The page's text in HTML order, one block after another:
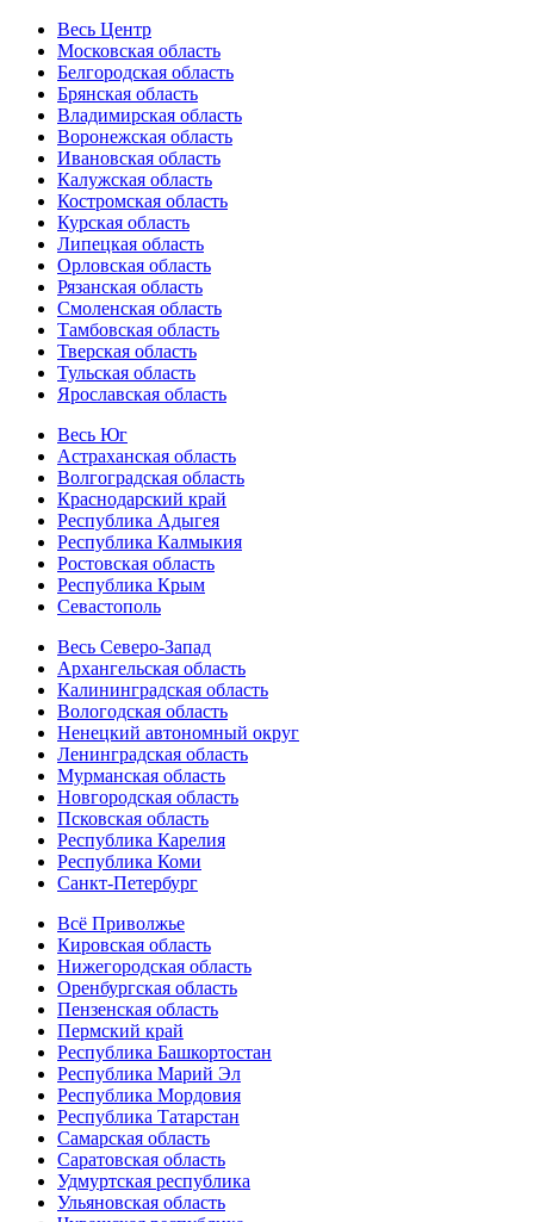
Весь Центр
Московская область
Белгородская область
Брянская область
Владимирская область
Воронежская область
Ивановская область
Калужская область
Костромская область
Курская область
Липецкая область
Орловская область
Рязанская область
Смоленская область
Тамбовская область
Тверская область
Тульская область
Ярославская область
Весь Юг
Астраханская область
Волгоградская область
Краснодарский край
Республика Адыгея
Республика Калмыкия
Ростовская область
Республика Крым
Севастополь
Весь Северо-Запад
Архангельская область
Калининградская область
Вологодская область
Ненецкий автономный округ
Ленинградская область
Мурманская область
Новгородская область
Псковская область
Республика Карелия
Республика Коми
Санкт-Петербург
Всё Приволжье
Кировская область
Нижегородская область
Оренбургская область
Пензенская область
Пермский край
Республика Башкортостан
Республика Марий Эл
Республика Мордовия
Республика Татарстан
Самарская область
Саратовская область
Удмуртская республика
Ульяновская область